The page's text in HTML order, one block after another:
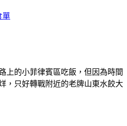
單
上的小菲律賓區吃飯，但因為時間
，只好轉戰附近的老牌山東水餃大